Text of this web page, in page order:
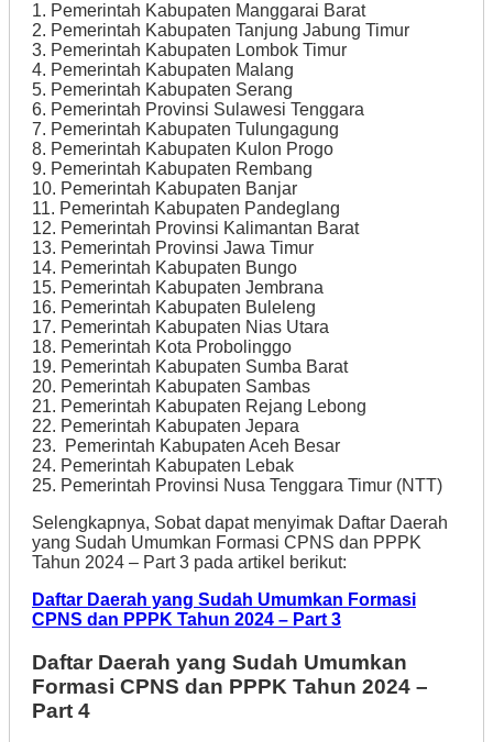
1. Pemerintah Kabupaten Manggarai Barat
2. Pemerintah Kabupaten Tanjung Jabung Timur
3. Pemerintah Kabupaten Lombok Timur
4. Pemerintah Kabupaten Malang
5. Pemerintah Kabupaten Serang
6. Pemerintah Provinsi Sulawesi Tenggara
7. Pemerintah Kabupaten Tulungagung
8. Pemerintah Kabupaten Kulon Progo
9. Pemerintah Kabupaten Rembang
10. Pemerintah Kabupaten Banjar
11. Pemerintah Kabupaten Pandeglang
12. Pemerintah Provinsi Kalimantan Barat
13. Pemerintah Provinsi Jawa Timur
14. Pemerintah Kabupaten Bungo
15. Pemerintah Kabupaten Jembrana
16. Pemerintah Kabupaten Buleleng
17. Pemerintah Kabupaten Nias Utara
18. Pemerintah Kota Probolinggo
19. Pemerintah Kabupaten Sumba Barat
20. Pemerintah Kabupaten Sambas
21. Pemerintah Kabupaten Rejang Lebong
22. Pemerintah Kabupaten Jepara
23. Pemerintah Kabupaten Aceh Besar
24. Pemerintah Kabupaten Lebak
25. Pemerintah Provinsi Nusa Tenggara Timur (NTT)
Selengkapnya, Sobat dapat menyimak Daftar Daerah
yang Sudah Umumkan Formasi CPNS dan PPPK
Tahun 2024 – Part 3 pada artikel berikut:
Daftar Daerah yang Sudah Umumkan Formasi
CPNS dan PPPK Tahun 2024 – Part 3
Daftar Daerah yang Sudah Umumkan
Formasi CPNS dan PPPK Tahun 2024 –
Part 4